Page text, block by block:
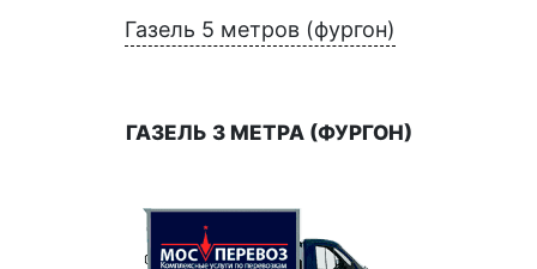
Газель 5 метров (фургон)
ГАЗЕЛЬ 3 МЕТРА (ФУРГОН)